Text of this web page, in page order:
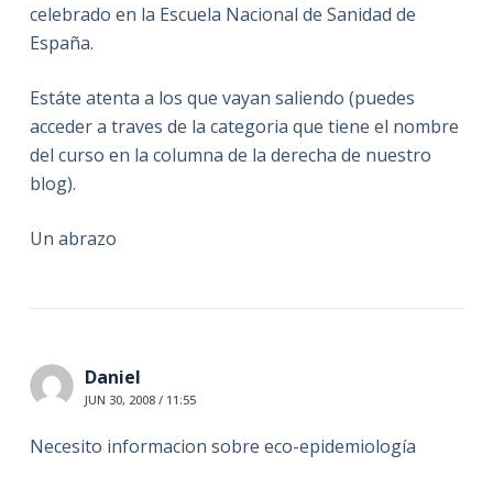
celebrado en la Escuela Nacional de Sanidad de
España.
Estáte atenta a los que vayan saliendo (puedes
acceder a traves de la categoria que tiene el nombre
del curso en la columna de la derecha de nuestro
blog).
Un abrazo
Daniel
JUN 30, 2008 / 11:55
Necesito informacion sobre eco-epidemiología